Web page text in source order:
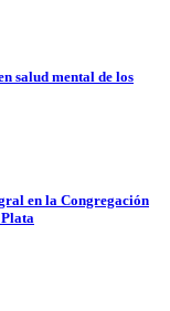
salud mental de los
en la Congregación